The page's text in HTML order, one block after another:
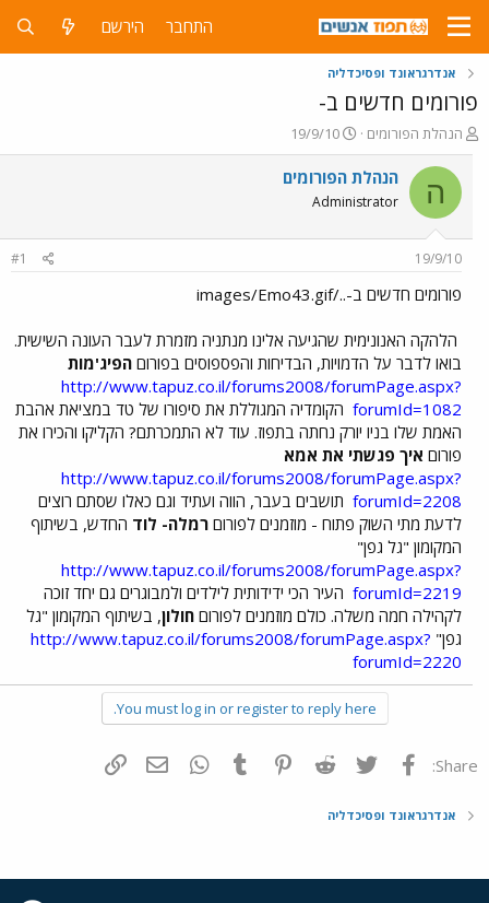
התחבר הירשם
אנדרגראונד ופסיכדליה
פורומים חדשים ב-
פ
ו
ת
ח
ה
ו
ש
א
הנהלת הפורומים
פ
ו
ר
ם
ר
19/9/10
ה הנהלת הפורומים
Administrator
19/9/10
#1
פורומים חדשים ב-../images/Emo43.gif
הלהקה האנונימית שהגיעה אלינו מנתניה מזמרת לעבר העונה השישית.
בואו לדבר על הדמויות, הבדיחות והפספוסים בפורום הפיג'מות
http://www.tapuz.co.il/forums2008/forumPage.aspx?
forumId=1082 הקומדיה המגוללת את סיפורו של טד במציאת אהבת
האמת שלו בניו יורק נחתה בתפוז. עוד לא התמכרתם? הקליקו והכירו את
פורום איך פגשתי את אמא
http://www.tapuz.co.il/forums2008/forumPage.aspx?
forumId=2208 תושבים בעבר, הווה ועתיד וגם כאלו שסתם רוצים
לדעת מתי השוק פתוח - מוזמנים לפורום רמלה- לוד החדש, בשיתוף
המקומון "גל גפן"
http://www.tapuz.co.il/forums2008/forumPage.aspx?
forumId=2219 העיר הכי ידידותית לילדים ולמבוגרים גם יחד זוכה
לקהילה חמה משלה. כולם מוזמנים לפורום חולון, בשיתוף המקומון "גל
גפן" http://www.tapuz.co.il/forums2008/forumPage.aspx?
forumId=2220
You must log in or register to reply here.
Share: פייסבוק Twitter
Reddit
Pinterest
Tumblr
WhatsAppדואר אלקטרוני
אנדרגראונד ופסיכדליה